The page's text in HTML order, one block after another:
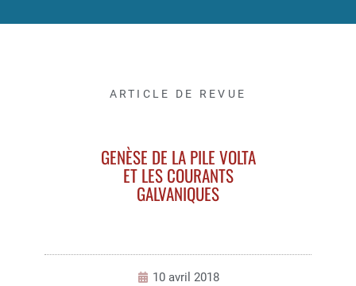
ARTICLE DE REVUE
GENÈSE DE LA PILE VOLTA
ET LES COURANTS
GALVANIQUES
10 avril 2018